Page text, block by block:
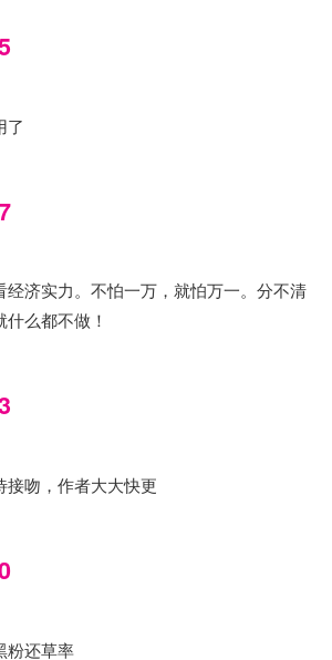
了
经济实力。不怕一万，就怕万一。分不清
么都不做！
吻，作者大大快更
粉还草率